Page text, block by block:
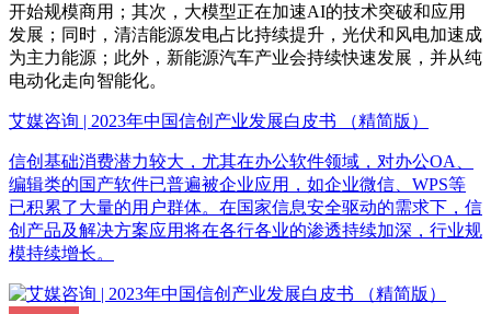
开始规模商用；其次，大模型正在加速AI的技术突破和应用
发展；同时，清洁能源发电占比持续提升，光伏和风电加速成
为主力能源；此外，新能源汽车产业会持续快速发展，并从纯
电动化走向智能化。
艾媒咨询 | 2023年中国信创产业发展白皮书 （精简版）
信创基础消费潜力较大，尤其在办公软件领域，对办公OA、
编辑类的国产软件已普遍被企业应用，如企业微信、WPS等
已积累了大量的用户群体。在国家信息安全驱动的需求下，信
创产品及解决方案应用将在各行各业的渗透持续加深，行业规
模持续增长。